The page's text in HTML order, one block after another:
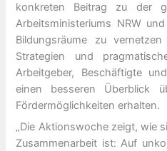
konkreten Beitrag zu der
Arbeitsministeriums NRW
Bildungsräume zu
Strategien und
Arbeitgeber, Beschäftigte
einen besseren Überblick
Fördermöglichkeiten erhalten.
„Die Aktionswoche zeigt, wie
Zusammenarbeit ist: Auf